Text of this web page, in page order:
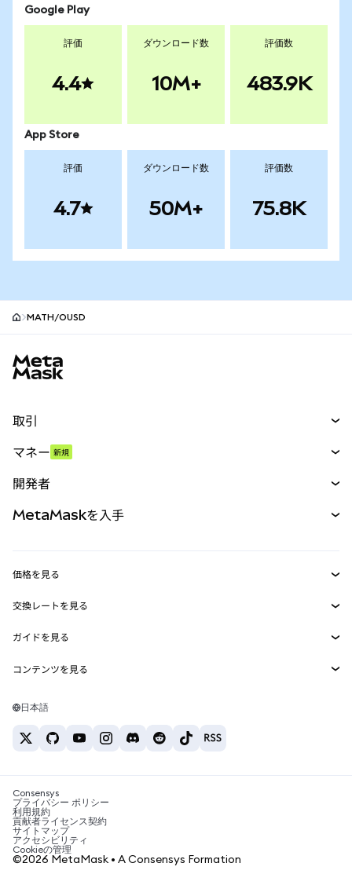
Google Play
評価
4.4
ダウンロード数
10M+
評価数
483.9K
App Store
評価
4.7
ダウンロード数
50M+
評価数
75.8K
MATH/OUSD
取引
パーペチュアル
RWA
マネー 新規
開発者
MetaMask Connect
Snaps
Web3サービス
MetaMaskを入手
セキュリティ
サポート
キャリア
お問い合わせ
価格を見る
イーサリアムの価格
Solanaの価格
Tetherの価格
交換レートを見る
ETH→USD
USDT→INR
BTC→INR
ETH→USDT
ガイドを見る
ETHの購入
USDTの購入
SHIBの購入
BNBの購入
コンテンツを見る
Solanaウォレット
税制関連ニュース
暗号資産の購入方法は？
ビットコインを売るには？
日本語
Consensys
プライバシー ポリシー
利用規約
貢献者ライセンス契約
サイトマップ
アクセシビリティ
Cookieの管理
©2026 MetaMask • A Consensys Formation